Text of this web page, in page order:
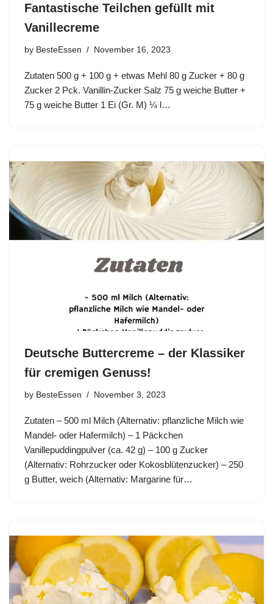
Fantastische Teilchen gefüllt mit
Vanillecreme
by BesteEssen November 16, 2023
Zutaten 500 g + 100 g + etwas Mehl 80 g Zucker + 80 g
Zucker 2 Pck. Vanillin-Zucker Salz 75 g weiche Butter +
75 g weiche Butter 1 Ei (Gr. M) ¼ l…
Deutsche Buttercreme – der Klassiker
für cremigen Genuss!
by BesteEssen November 3, 2023
Zutaten – 500 ml Milch (Alternativ: pflanzliche Milch wie
Mandel- oder Hafermilch) – 1 Päckchen
Vanillepuddingpulver (ca. 42 g) – 100 g Zucker
(Alternativ: Rohrzucker oder Kokosblütenzucker) – 250
g Butter, weich (Alternativ: Margarine für…